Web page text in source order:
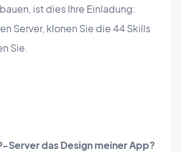
ist dies Ihre Einladung:
Server, klonen Sie die 44 Skills
Sie.
Server das Design meiner App?